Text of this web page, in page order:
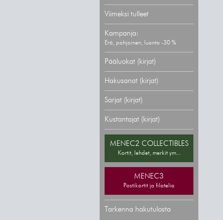
Viimeksi tulleet
Kampanja:
Erä, pohjoinen, luonto -30 %
Pääluokat (kirjat)
Hakusanat (kirjat)
Sarjat (kirjat)
Kustantajat (kirjat)
MENEC2 COLLECTIBLES
Kortit, lehdet, merkit ym...
MENEC3
Postikortit ja filatelia
Tarkenna hakutulosta